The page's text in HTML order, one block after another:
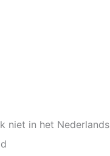
niet in het Nederlands